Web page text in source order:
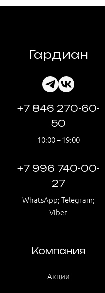
Гардиан
+7 846 270-60-
50
10:00 – 19:00
+7 996 740-00-
27
WhatsApp; Telegram;
Viber
Компания
Акции